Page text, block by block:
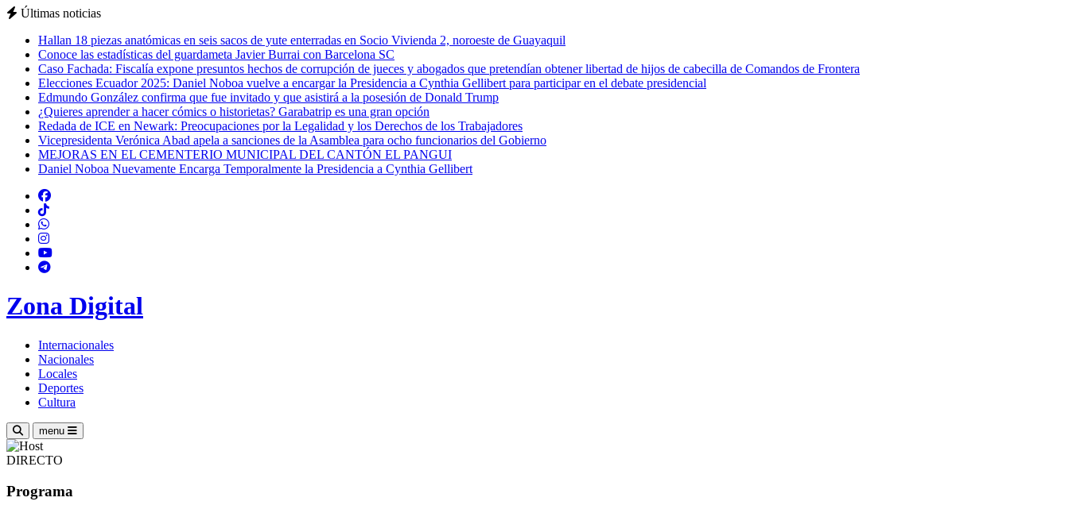
Últimas noticias
Hallan 18 piezas anatómicas en seis sacos de yute enterradas en Socio Vivienda 2, noroeste de Guayaquil
Conoce las estadísticas del guardameta Javier Burrai con Barcelona SC
Caso Fachada: Fiscalía expone presuntos hechos de corrupción de jueces y abogados que pretendían obtener libertad de hijos de cabecilla de Comandos de Frontera
Elecciones Ecuador 2025: Daniel Noboa vuelve a encargar la Presidencia a Cynthia Gellibert para participar en el debate presidencial
Edmundo González confirma que fue invitado y que asistirá a la posesión de Donald Trump
¿Quieres aprender a hacer cómics o historietas? Garabatrip es una gran opción
Redada de ICE en Newark: Preocupaciones por la Legalidad y los Derechos de los Trabajadores
Vicepresidenta Verónica Abad apela a sanciones de la Asamblea para ocho funcionarios del Gobierno
MEJORAS EN EL CEMENTERIO MUNICIPAL DEL CANTÓN EL PANGUI
Daniel Noboa Nuevamente Encarga Temporalmente la Presidencia a Cynthia Gellibert
Zona Digital
Internacionales
Nacionales
Locales
Deportes
Cultura
menu
DIRECTO
Programa